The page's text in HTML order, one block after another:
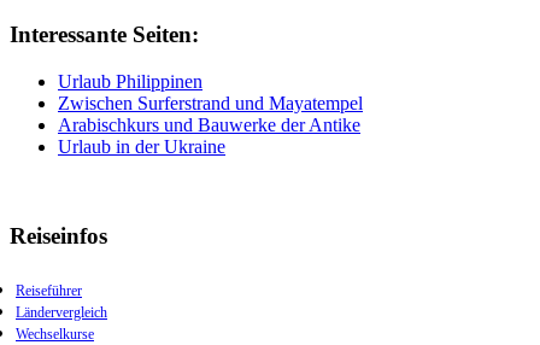
Interessante Seiten:
Urlaub Philippinen
Zwischen Surferstrand und Mayatempel
Arabischkurs und Bauwerke der Antike
Urlaub in der Ukraine
Reiseinfos
Reiseführer
Ländervergleich
Wechselkurse